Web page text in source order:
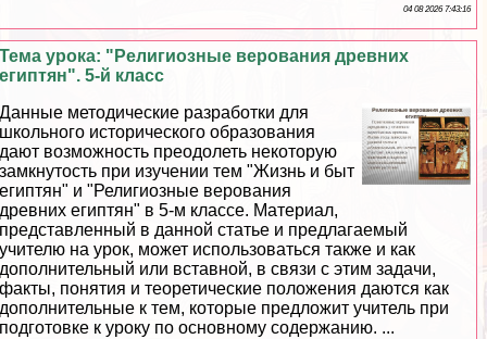
04 08 2026 7:43:16
Тема урока: "Религиозные верования древних
египтян". 5-й класс
Данные методические разработки для
школьного исторического образования
дают возможность преодолеть некоторую
замкнутость при изучении тем "Жизнь и быт
египтян" и "Религиозные верования
древних египтян" в 5-м классе. Материал,
представленный в данной статье и предлагаемый
учителю на урок, может использоваться также и как
дополнительный или вставной, в связи с этим задачи,
факты, понятия и теоретические положения даются как
дополнительные к тем, которые предложит учитель при
подготовке к уроку по основному содержанию. ...